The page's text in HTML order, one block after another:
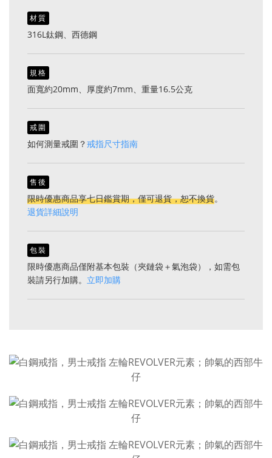
材質
316L鈦鋼、西德鋼
規格
面寬約20mm、厚度約7mm、重量16.5公克
戒圍
如何測量戒圍？戒指尺寸指南
售後
限時優惠商品享七日鑑賞期，僅可退貨，恕不換貨。
退貨詳細說明
包裝
限時優惠商品僅附基本包裝（夾鏈袋＋氣泡袋），如需包
裝請另行加購。 立即加購